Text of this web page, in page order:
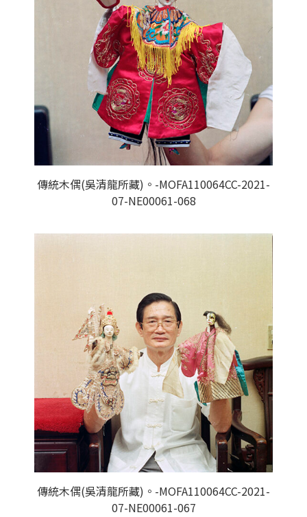
傳統木偶(吳清龍所藏)。-MOFA110064CC-2021-
07-NE00061-068
傳統木偶(吳清龍所藏)。-MOFA110064CC-2021-
07-NE00061-067